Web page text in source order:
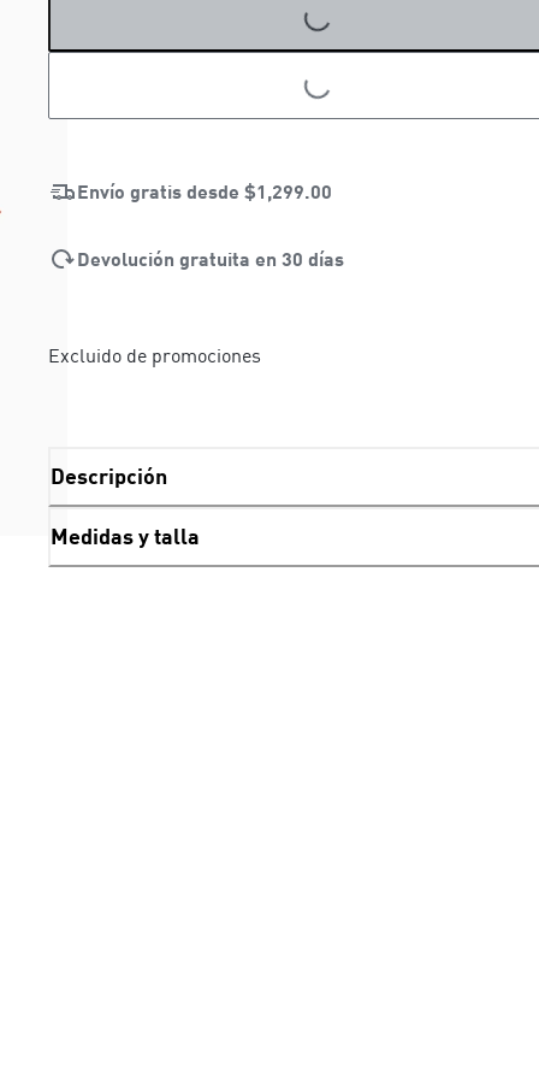
LOADING...
LOADING...
Envío gratis desde $1,299.00
Devolución gratuita en 30 días
Excluido de promociones
Descripción
Medidas y talla